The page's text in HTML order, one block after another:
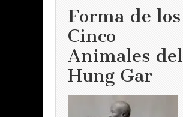
Forma de los
Cinco
Animales del
Hung Gar